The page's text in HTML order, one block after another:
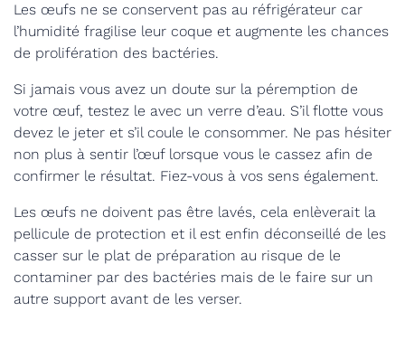
Les œufs ne se conservent pas au réfrigérateur car
l’humidité fragilise leur coque et augmente les chances
de prolifération des bactéries.
Si jamais vous avez un doute sur la péremption de
votre œuf, testez le avec un verre d’eau. S’il flotte vous
devez le jeter et s’il coule le consommer. Ne pas hésiter
non plus à sentir l’œuf lorsque vous le cassez afin de
confirmer le résultat. Fiez-vous à vos sens également.
Les œufs ne doivent pas être lavés, cela enlèverait la
pellicule de protection et il est enfin déconseillé de les
casser sur le plat de préparation au risque de le
contaminer par des bactéries mais de le faire sur un
autre support avant de les verser.